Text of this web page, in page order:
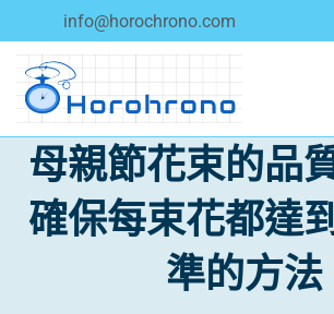
info@horochrono.com
母親節花束的品
確保每束花都達
準的方法